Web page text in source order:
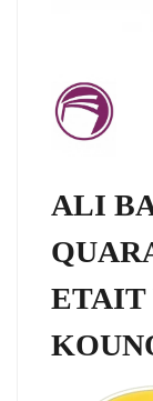
ALI
ETAIT